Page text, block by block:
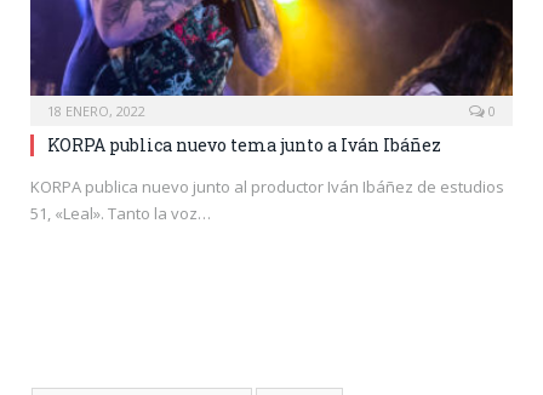
18 ENERO, 2022 0
KORPA publica nuevo tema junto a Iván Ibáñez
KORPA publica nuevo junto al productor Iván Ibáñez de estudios
51, «Leal». Tanto la voz…